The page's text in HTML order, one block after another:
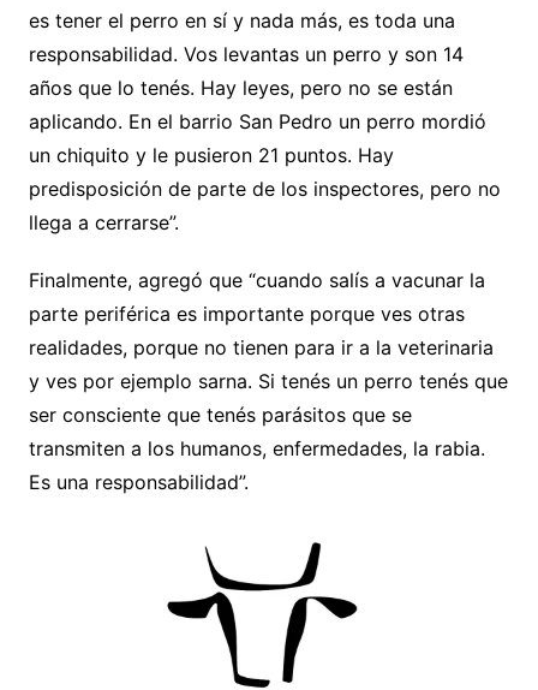
es tener el perro en sí y nada más, es toda una
responsabilidad. Vos levantas un perro y son 14
años que lo tenés. Hay leyes, pero no se están
aplicando. En el barrio San Pedro un perro mordió
un chiquito y le pusieron 21 puntos. Hay
predisposición de parte de los inspectores, pero no
llega a cerrarse”.
Finalmente, agregó que “cuando salís a vacunar la
parte periférica es importante porque ves otras
realidades, porque no tienen para ir a la veterinaria
y ves por ejemplo sarna. Si tenés un perro tenés que
ser consciente que tenés parásitos que se
transmiten a los humanos, enfermedades, la rabia.
Es una responsabilidad”.